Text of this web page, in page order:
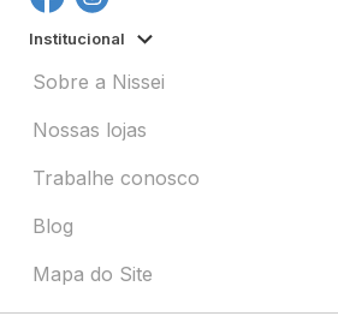
Institucional
Sobre a Nissei
Nossas lojas
Trabalhe conosco
Blog
Mapa do Site